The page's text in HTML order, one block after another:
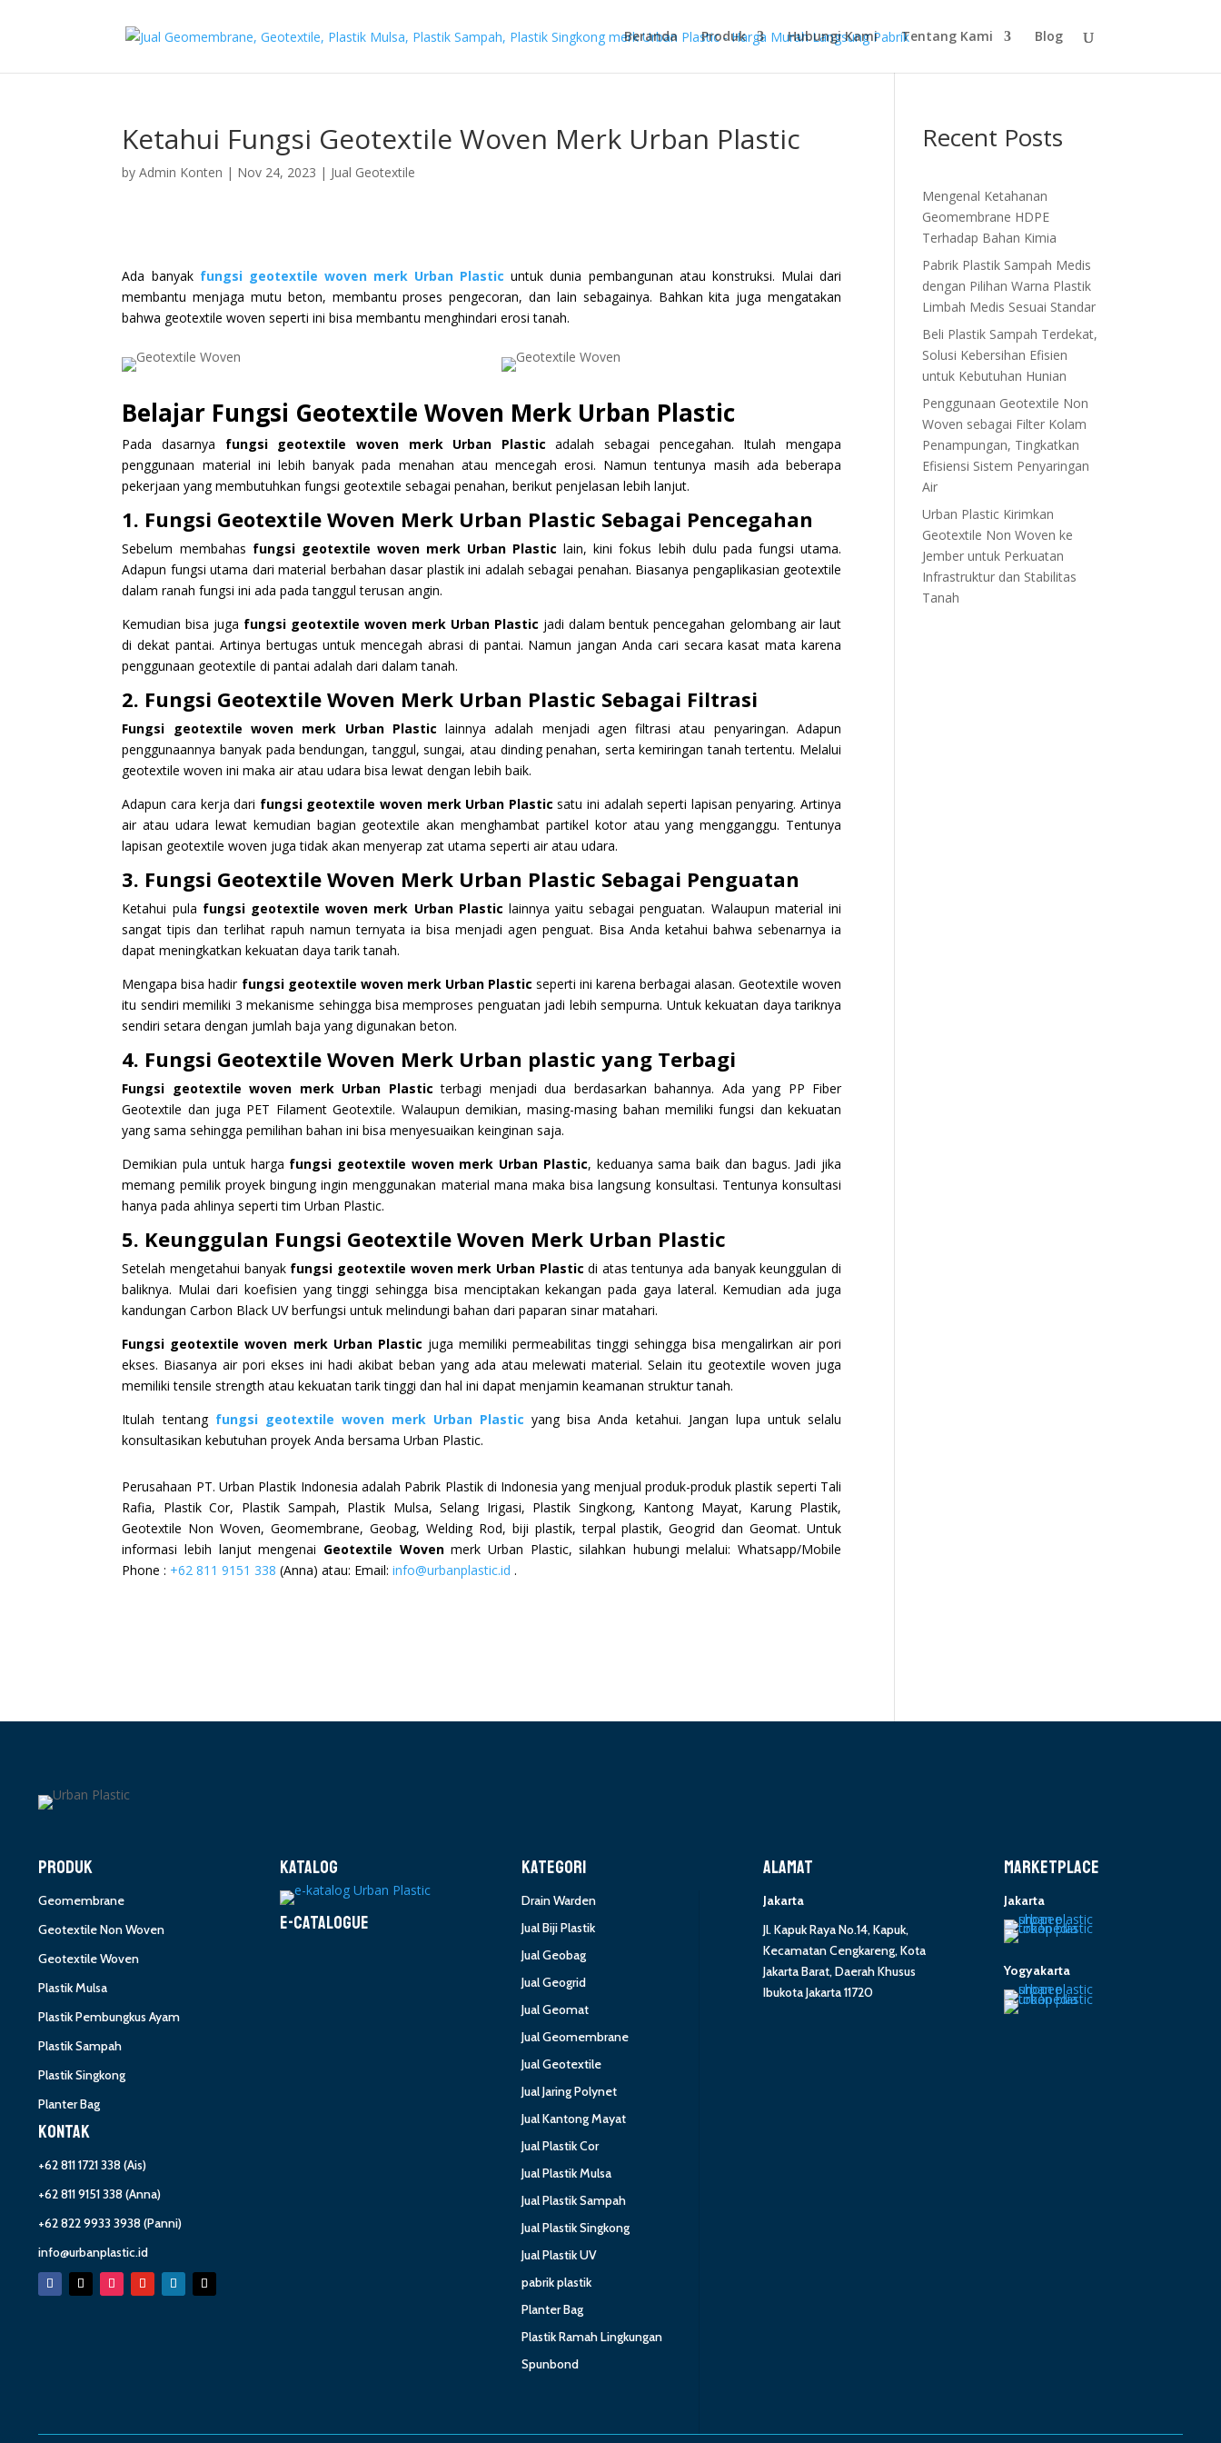
Beranda Produk Hubungi Kami Tentang Kami Blog
Ketahui Fungsi Geotextile Woven Merk Urban Plastic
byAdmin Konten | Nov 24, 2023 | Jual Geotextile
Ada banyakfungsi geotextile woven merk Urban Plastic untuk dunia pembangunan atau konstruksi. Mulai dari
membantu menjaga mutu beton, membantu proses pengecoran, dan lain sebagainya. Bahkan kita juga mengatakan
bahwa geotextile woven seperti ini bisa membantu menghindari erosi tanah.
Belajar Fungsi Geotextile Woven Merk Urban Plastic
Pada dasarnya fungsi geotextile woven merk Urban Plastic adalah sebagai pencegahan. Itulah mengapa
penggunaan material ini lebih banyak pada menahan atau mencegah erosi. Namun tentunya masih ada beberapa
pekerjaan yang membutuhkan fungsi geotextile sebagai penahan, berikut penjelasan lebih lanjut.
1. Fungsi Geotextile Woven Merk Urban Plastic Sebagai Pencegahan
Sebelum membahas fungsi geotextile woven merk Urban Plastic lain, kini fokus lebih dulu pada fungsi utama.
Adapun fungsi utama dari material berbahan dasar plastik ini adalah sebagai penahan. Biasanya pengaplikasian geotextile
dalam ranah fungsi ini ada pada tanggul terusan angin.
Kemudian bisa juga fungsi geotextile woven merk Urban Plastic jadi dalam bentuk pencegahan gelombang air laut
di dekat pantai. Artinya bertugas untuk mencegah abrasi di pantai. Namun jangan Anda cari secara kasat mata karena
penggunaan geotextile di pantai adalah dari dalam tanah.
2. Fungsi Geotextile Woven Merk Urban Plastic Sebagai Filtrasi
Fungsi geotextile woven merk Urban Plastic lainnya adalah menjadi agen filtrasi atau penyaringan. Adapun
penggunaannya banyak pada bendungan, tanggul, sungai, atau dinding penahan, serta kemiringan tanah tertentu. Melalui
geotextile woven ini maka air atau udara bisa lewat dengan lebih baik.
Adapun cara kerja dari fungsi geotextile woven merk Urban Plastic satu ini adalah seperti lapisan penyaring. Artinya
air atau udara lewat kemudian bagian geotextile akan menghambat partikel kotor atau yang mengganggu. Tentunya
lapisan geotextile woven juga tidak akan menyerap zat utama seperti air atau udara.
3. Fungsi Geotextile Woven Merk Urban Plastic Sebagai Penguatan
Ketahui pula fungsi geotextile woven merk Urban Plastic lainnya yaitu sebagai penguatan. Walaupun material ini
sangat tipis dan terlihat rapuh namun ternyata ia bisa menjadi agen penguat. Bisa Anda ketahui bahwa sebenarnya ia
dapat meningkatkan kekuatan daya tarik tanah.
Mengapa bisa hadirfungsi geotextile woven merk Urban Plastic seperti ini karena berbagai alasan. Geotextile woven
itu sendiri memiliki 3 mekanisme sehingga bisa memproses penguatan jadi lebih sempurna. Untuk kekuatan daya tariknya
sendiri setara dengan jumlah baja yang digunakan beton.
4. Fungsi Geotextile Woven Merk Urban plastic yang Terbagi
Fungsi geotextile woven merk Urban Plasticterbagi menjadi dua berdasarkan bahannya. Ada yang PP Fiber
Geotextile dan juga PET Filament Geotextile. Walaupun demikian, masing-masing bahan memiliki fungsi dan kekuatan
yang sama sehingga pemilihan bahan ini bisa menyesuaikan keinginan saja.
Demikian pula untuk harga fungsi geotextile woven merk Urban Plastic, keduanya sama baik dan bagus. Jadi jika
memang pemilik proyek bingung ingin menggunakan material mana maka bisa langsung konsultasi. Tentunya konsultasi
hanya pada ahlinya seperti tim Urban Plastic.
5. Keunggulan Fungsi Geotextile Woven Merk Urban Plastic
Setelah mengetahui banyakfungsi geotextile woven merk Urban Plastic di atas tentunya ada banyak keunggulan di
baliknya. Mulai dari koefisien yang tinggi sehingga bisa menciptakan kekangan pada gaya lateral. Kemudian ada juga
kandungan Carbon Black UV berfungsi untuk melindungi bahan dari paparan sinar matahari.
Fungsi geotextile woven merk Urban Plastic juga memiliki permeabilitas tinggi sehingga bisa mengalirkan air pori
ekses. Biasanya air pori ekses ini hadi akibat beban yang ada atau melewati material. Selain itu geotextile woven juga
memiliki tensile strength atau kekuatan tarik tinggi dan hal ini dapat menjamin keamanan struktur tanah.
Itulah tentang fungsi geotextile woven merk Urban Plastic yang bisa Anda ketahui. Jangan lupa untuk selalu
konsultasikan kebutuhan proyek Anda bersama Urban Plastic.
Perusahaan PT. Urban Plastik Indonesia adalah Pabrik Plastik di Indonesia yang menjual produk-produk plastik seperti Tali
Rafia, Plastik Cor, Plastik Sampah, Plastik Mulsa, Selang Irigasi, Plastik Singkong, Kantong Mayat, Karung Plastik,
Geotextile Non Woven, Geomembrane, Geobag, Welding Rod, biji plastik, terpal plastik, Geogrid dan Geomat. Untuk
informasi lebih lanjut mengenai Geotextile Wovenmerk Urban Plastic, silahkan hubungi melalui: Whatsapp/Mobile
Phone : +62 811 9151 338 (Anna) atau: Email:info@urbanplastic.id .
Recent Posts
Mengenal Ketahanan
Geomembrane HDPE
Terhadap Bahan Kimia
Pabrik Plastik Sampah Medis
dengan Pilihan Warna Plastik
Limbah Medis Sesuai Standar
Beli Plastik Sampah Terdekat,
Solusi Kebersihan Efisien
untuk Kebutuhan Hunian
Penggunaan Geotextile Non
Woven sebagai Filter Kolam
Penampungan, Tingkatkan
Efisiensi Sistem Penyaringan
Air
Urban Plastic Kirimkan
Geotextile Non Woven ke
Jember untuk Perkuatan
Infrastruktur dan Stabilitas
Tanah
PRODUK
Geomembrane
Geotextile Non Woven
Geotextile Woven
Plastik Mulsa
Plastik Pembungkus Ayam
Plastik Sampah
Plastik Singkong
Planter Bag
KONTAK
+62 811 1721 338(Ais)
+62 811 9151 338(Anna)
+62 822 9933 3938(Panni)
info@urbanplastic.id
KATALOG
E-CATALOGUE
KATEGORI
Drain Warden
Jual Biji Plastik
Jual Geobag
Jual Geogrid
Jual Geomat
Jual Geomembrane
Jual Geotextile
Jual Jaring Polynet
Jual Kantong Mayat
Jual Plastik Cor
Jual Plastik Mulsa
Jual Plastik Sampah
Jual Plastik Singkong
Jual Plastik UV
pabrik plastik
Planter Bag
Plastik Ramah Lingkungan
Spunbond
ALAMAT
Jakarta
Jl. Kapuk Raya No.14, Kapuk,
Kecamatan Cengkareng, Kota
Jakarta Barat, Daerah Khusus
Ibukota Jakarta 11720
MARKETPLACE
Jakarta
Yogyakarta